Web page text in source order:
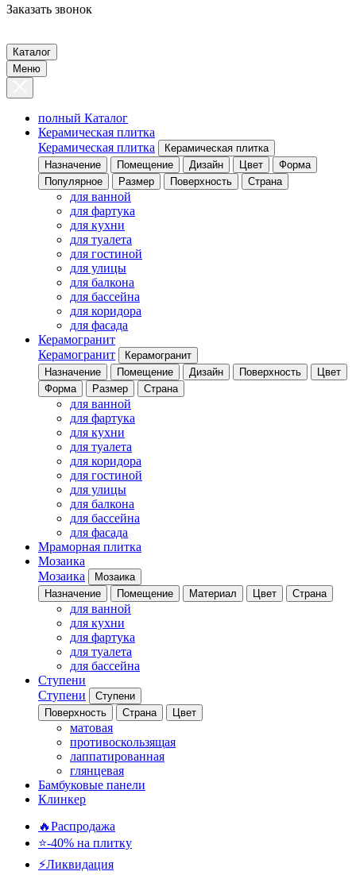
Заказать звонок
Каталог
Меню
полный Каталог
Керамическая плитка
Керамическая плитка
Керамическая плитка
Назначение
Помещение Дизайн Цвет
Форма
Популярное
Размер Поверхность Страна
для ванной
для фартука
для кухни
для туалета
для гостиной
для улицы
для балкона
для бассейна
для коридора
для фасада
Керамогранит
Керамогранит
Керамогранит
Назначение
Помещение Дизайн Поверхность
Цвет
Форма
Размер Страна
для ванной
для фартука
для кухни
для туалета
для коридора
для гостиной
для улицы
для балкона
для бассейна
для фасада
Мраморная плитка
Мозаика
Мозаика
Мозаика
Назначение
Помещение Материал Цвет Страна
для ванной
для кухни
для фартука
для туалета
для бассейна
Ступени
Ступени
Ступени
Поверхность
Страна Цвет
матовая
противоскользящая
лаппатированная
глянцевая
Бамбуковые панели
Клинкер
🔥Распродажа
⭐-40% на плитку
⚡️Ликвидация